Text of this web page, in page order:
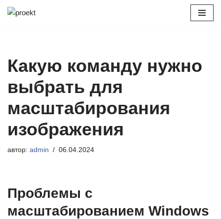
Какую команду нужно
выбрать для
масштабирования
изображения
автор: admin 06.04.2024
Проблемы с
масштабированием Windows